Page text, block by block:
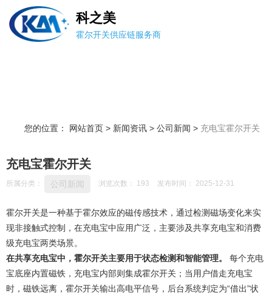
科之美
霍尔开关供应链服务商
您的位置： 网站首页 > 新闻资讯 > 公司新闻 > 充电宝霍尔开关
充电宝霍尔开关
所属分类： 公司新闻 浏览次数： 193 发布时间： 2025-12-31
霍尔开关是一种基于霍尔效应的磁传感技术 ，通过检测磁场变化来实
现非接触式控制，在充电宝中应用广泛，主要涉及共享充电宝和消费
级充电宝两类场景。‌
在共享充电宝中，霍尔开关主要用于状态检测和智能管理。
‌ 每个充电
宝底座内置磁铁，充电宝内部则集成霍尔开关；当用户借走充电宝
时，磁铁远离，霍尔开关输出高电平信号，后台系统判定为“借出”状